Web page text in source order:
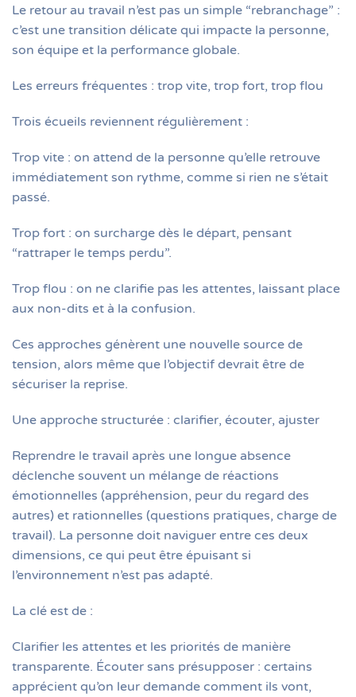
Le retour au travail n’est pas un simple “rebranchage” :
c’est une transition délicate qui impacte la personne,
son équipe et la performance globale.
Les erreurs fréquentes : trop vite, trop fort, trop flou
Trois écueils reviennent régulièrement :
Trop vite : on attend de la personne qu’elle retrouve
immédiatement son rythme, comme si rien ne s’était
passé.
Trop fort : on surcharge dès le départ, pensant
“rattraper le temps perdu”.
Trop flou : on ne clarifie pas les attentes, laissant place
aux non-dits et à la confusion.
Ces approches génèrent une nouvelle source de
tension, alors même que l’objectif devrait être de
sécuriser la reprise.
Une approche structurée : clarifier, écouter, ajuster
Reprendre le travail après une longue absence
déclenche souvent un mélange de réactions
émotionnelles (appréhension, peur du regard des
autres) et rationnelles (questions pratiques, charge de
travail). La personne doit naviguer entre ces deux
dimensions, ce qui peut être épuisant si
l’environnement n’est pas adapté.
La clé est de :
Clarifier les attentes et les priorités de manière
transparente. Écouter sans présupposer : certains
apprécient qu’on leur demande comment ils vont,